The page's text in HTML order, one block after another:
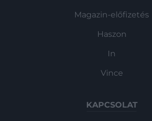
Magazin-előfizetés
Haszon
In
Vince
KAPCSOLAT